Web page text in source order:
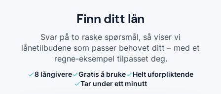
Finn ditt lån
Svar på to raske spørsmål, så viser vi
lånetilbudene som passer behovet ditt – med et
regne-eksempel tilpasset deg.
8långivere Gratis å bruke
Helt uforpliktende
Tar under ett minutt